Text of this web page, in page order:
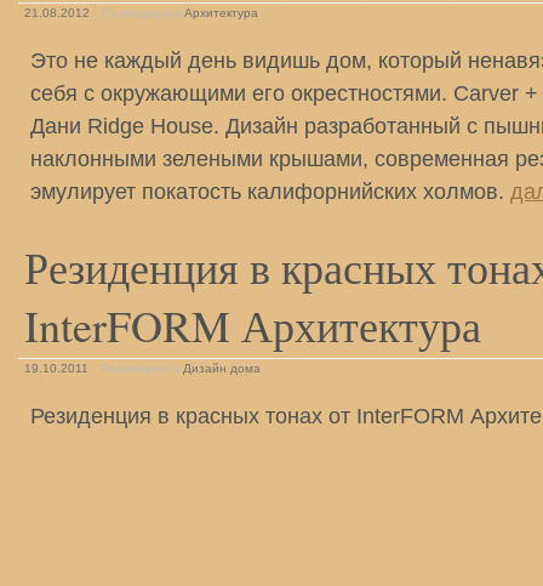
21.08.2012 Размещено в Архитектура
Это не каждый день видишь дом, который
себя с окружающими его окрестностями. Carver
Дани Ridge House. Дизайн разработанный с
наклонными зелеными крышами, современная
эмулирует покатость калифорнийских холмов.
Резиденция в красных
InterFORM Архитектура
19.10.2011 Размещено в Дизайн дома
Резиденция в красных тонах от InterFORM